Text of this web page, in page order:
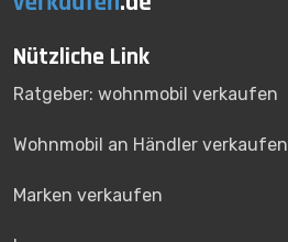
Nützliche Link
Ratgeber: wohnmobil verkaufen
Wohnmobil an Händler verkaufen
Marken verkaufen